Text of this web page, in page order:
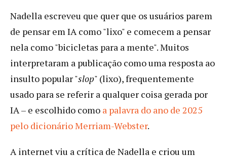
Nadella escreveu que quer que os usuários parem
de pensar em IA como "lixo" e comecem a pensar
nela como "bicicletas para a mente". Muitos
interpretaram a publicação como uma resposta ao
insulto popular "slop" (lixo), frequentemente
usado para se referir a qualquer coisa gerada por
IA – e escolhido como a palavra do ano de 2025
pelo dicionário Merriam-Webster.
A internet viu a crítica de Nadella e criou um